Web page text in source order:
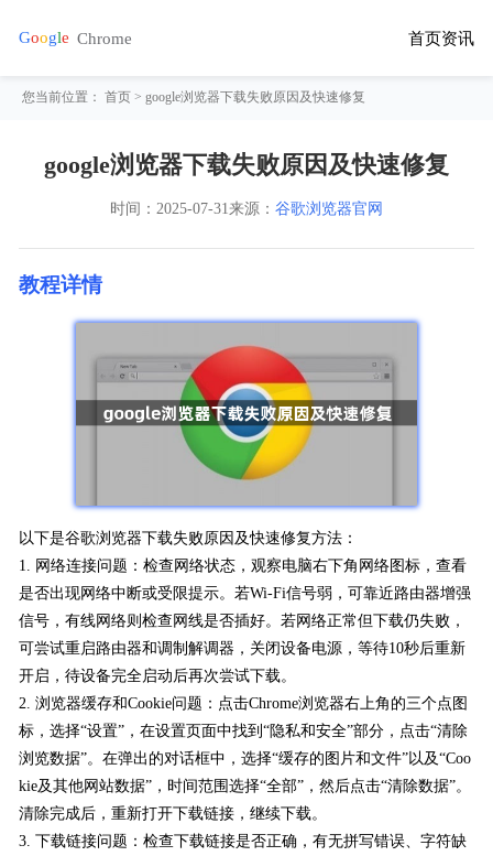
首页资讯
您当前位置：首页 > google浏览器下载失败原因及快速修复
google浏览器下载失败原因及快速修复
时间： 2025-07-31来源： 谷歌浏览器官网
教程详情
以下是谷歌浏览器下载失败原因及快速修复方法：
1. 网络连接问题：检查网络状态，观察电脑右下角网络图标，查看
是否出现网络中断或受限提示。若Wi-Fi信号弱，可靠近路由器增强
信号，有线网络则检查网线是否插好。若网络正常但下载仍失败，
可尝试重启路由器和调制解调器，关闭设备电源，等待10秒后重新
开启，待设备完全启动后再次尝试下载。
2. 浏览器缓存和Cookie问题：点击Chrome浏览器右上角的三个点图
标，选择“设置”，在设置页面中找到“隐私和安全”部分，点击“清除
浏览数据”。在弹出的对话框中，选择“缓存的图片和文件”以及“Coo
kie及其他网站数据”，时间范围选择“全部”，然后点击“清除数据”。
清除完成后，重新打开下载链接，继续下载。
3. 下载链接问题：检查下载链接是否正确，有无拼写错误、字符缺